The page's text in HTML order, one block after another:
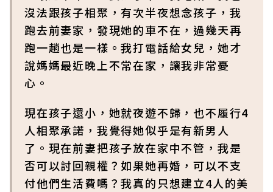
沒法跟孩子相聚，有次半夜想念孩子，我
跑去前妻家，發現她的車不在，過幾天再
跑一趟也是一樣。我打電話給女兒，她才
說媽媽最近晚上不常在家，讓我非常憂
心。
現在孩子還小，她就夜遊不歸，也不履行4
人相聚承諾，我覺得她似乎是有新男人
了。現在前妻把孩子放在家中不管，我是
否可以討回親權？如果她再婚，可以不支
付他們生活費嗎？我真的只想建立4人的美